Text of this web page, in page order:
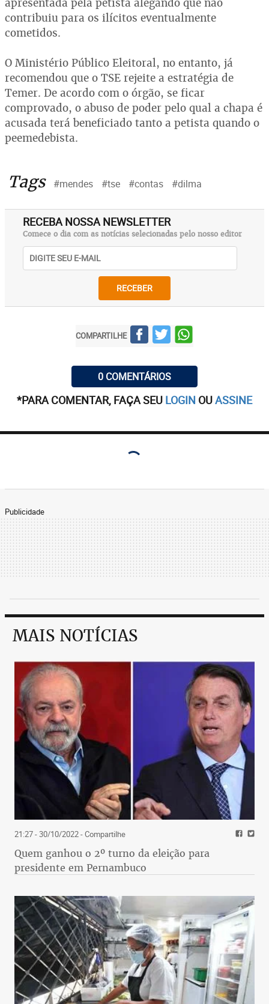
contribuiu para os ilícitos eventualmente
cometidos.
O Ministério Público Eleitoral, no entanto, já
recomendou que o TSE rejeite a estratégia de
Temer. De acordo com o órgão, se ficar
comprovado, o abuso de poder pelo qual a chapa é
acusada terá beneficiado tanto a petista quando o
peemedebista.
Tags #mendes #tse #contas #dilma
RECEBA NOSSA NEWSLETTER
Comece o dia com as notícias selecionadas pelo nosso editor
RECEBER
COMPARTILHE
0 COMENTÁRIOS
*PARA COMENTAR, FAÇA SEU LOGIN OUASSINE
Publicidade
MAIS NOTÍCIAS
21:27 - 30/10/2022- Compartilhe
Quem ganhou o 2º turno da eleição para
presidente em Pernambuco